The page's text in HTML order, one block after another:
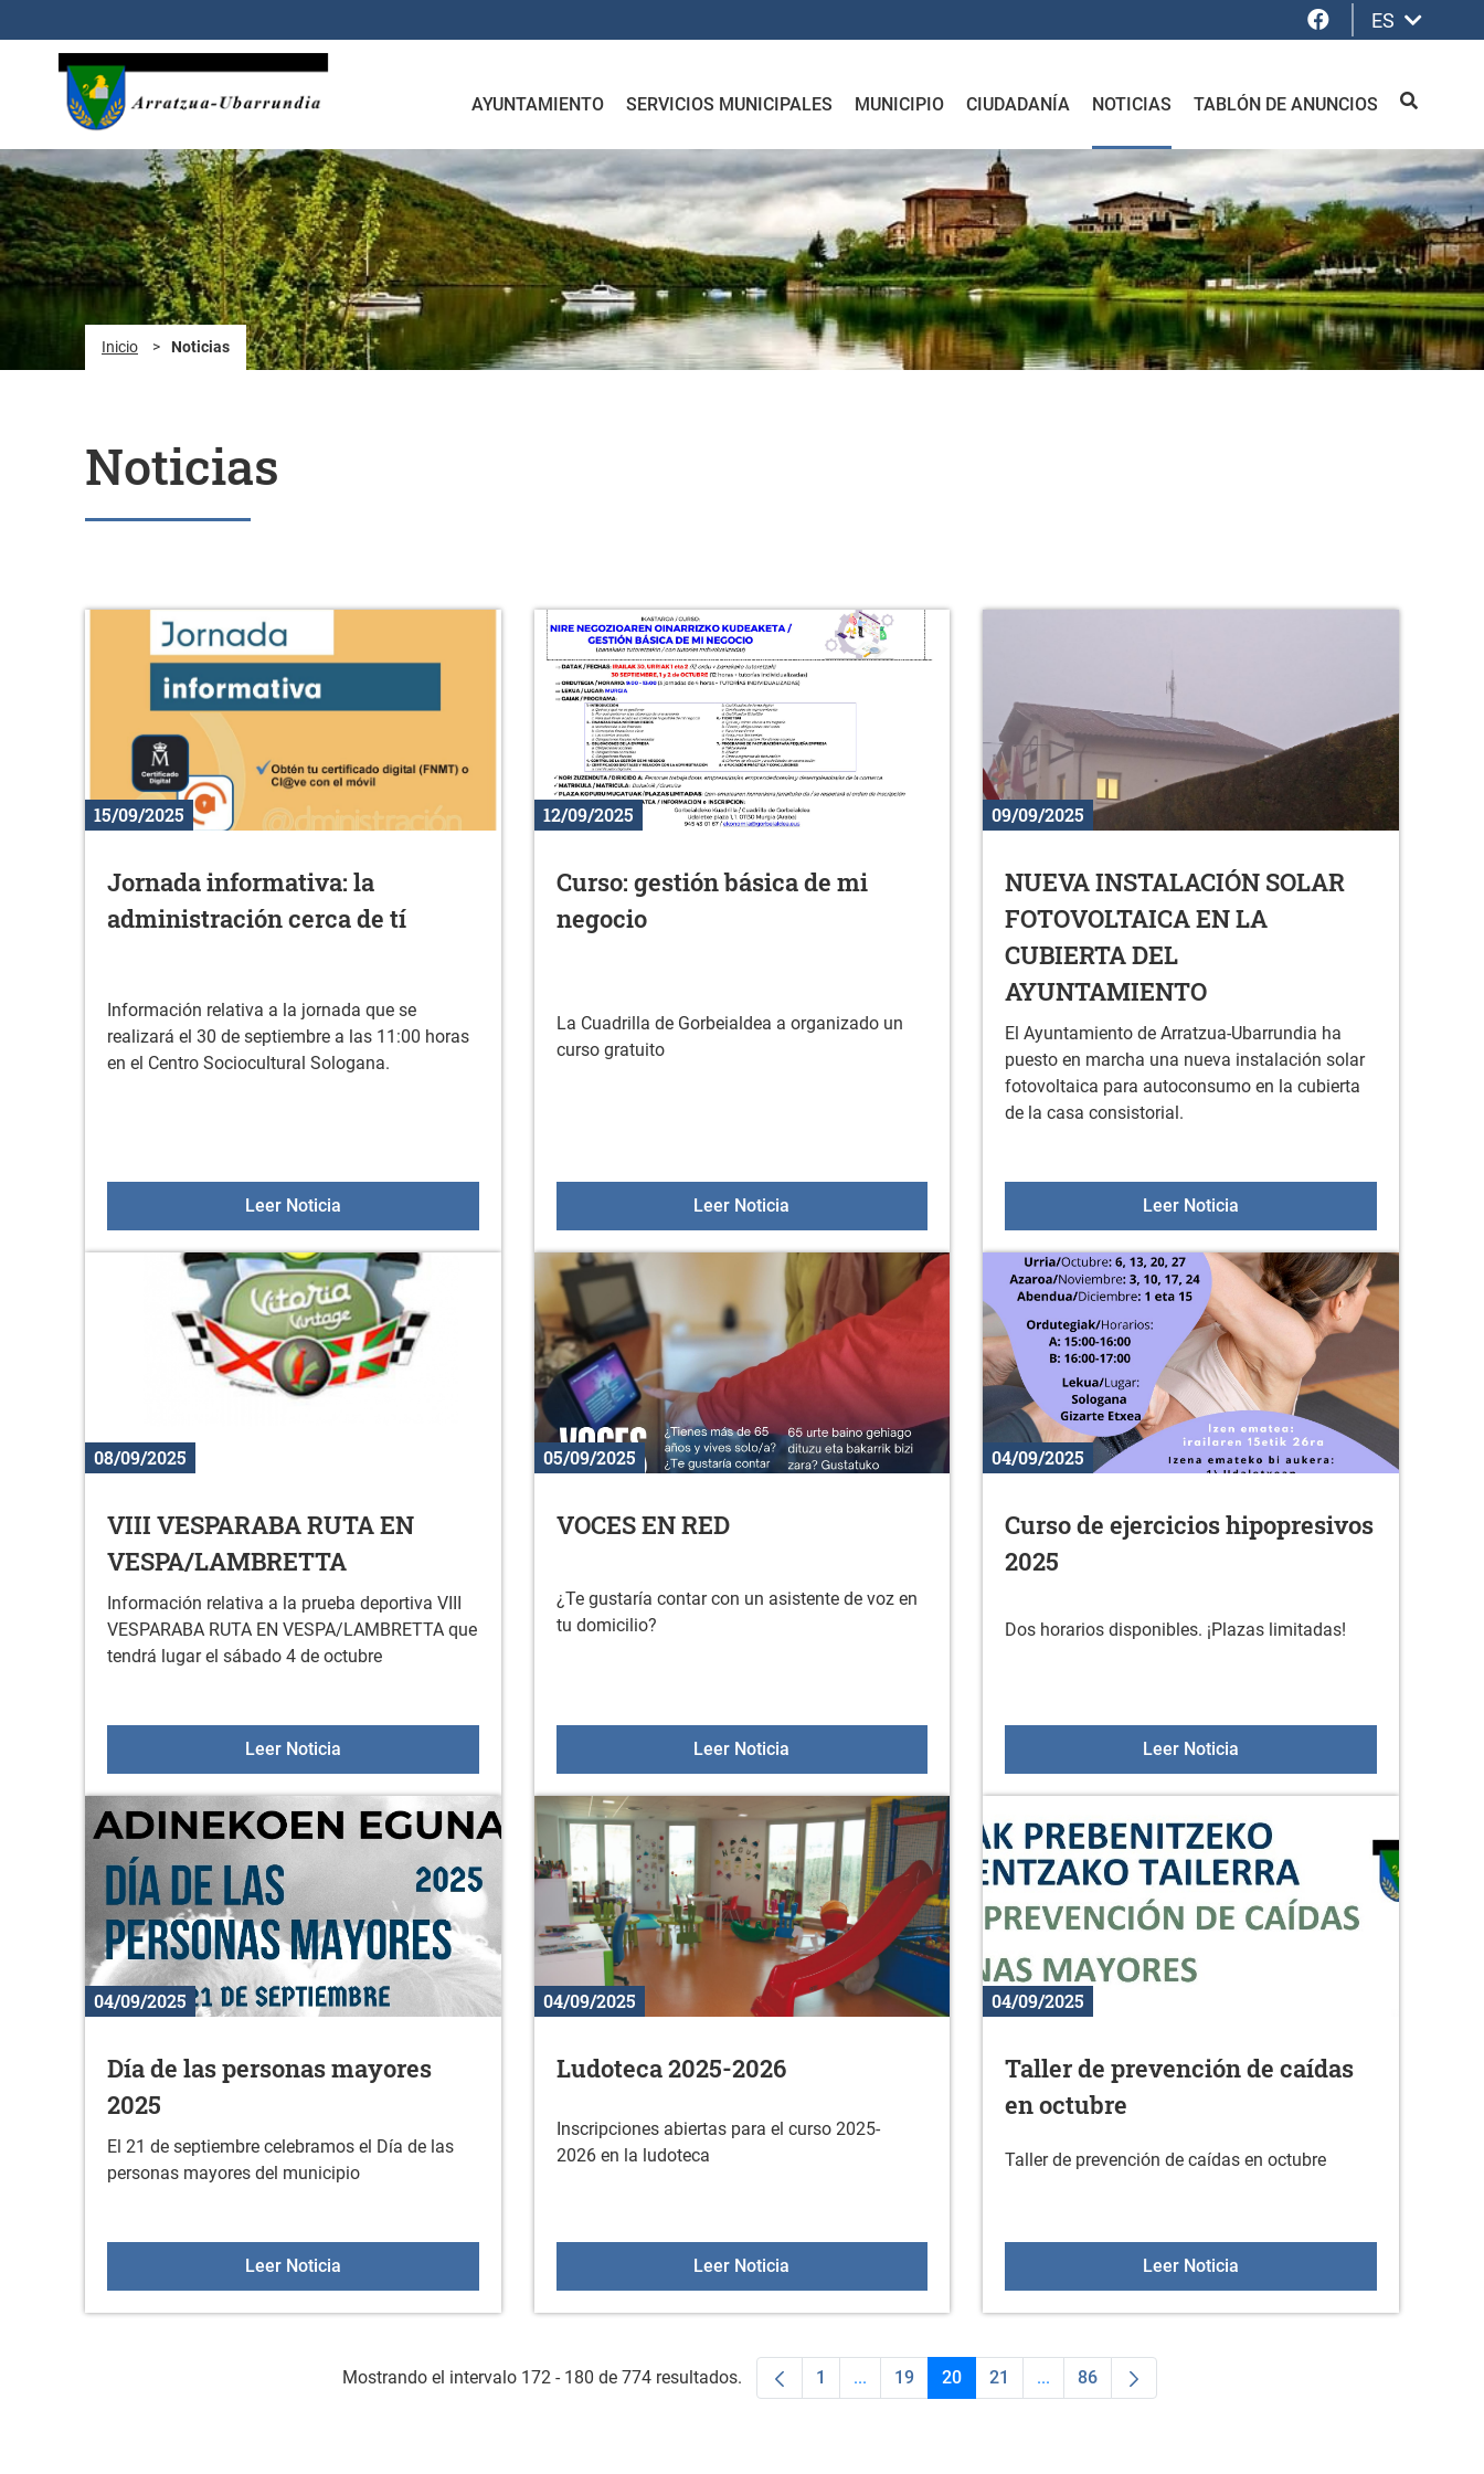
Facebook
ES
AYUNTAMIENTO SERVICIOS MUNICIPALES MUNICIPIO CIUDADANÍA NOTICIAS TABLÓN DE ANUNCIOS BUSCAR
Inicio > Noticias
Noticias
15/09/2025
Jornada informativa: la
administración cerca de tí
Información relativa a la jornada que se
realizará el 30 de septiembre a las 11:00 horas
en el Centro Sociocultural Sologana.
Leer NoticiaJornada informativa: la administración cerca de tí
12/09/2025
Curso: gestión básica de mi
negocio
La Cuadrilla de Gorbeialdea a organizado un
curso gratuito
Leer Noticia
09/09/2025
NUEVA INSTALACIÓN SOLAR
FOTOVOLTAICA EN LA
CUBIERTA DEL
AYUNTAMIENTO
El Ayuntamiento de Arratzua-Ubarrundia ha
puesto en marcha una nueva instalación solar
fotovoltaica para autoconsumo en la cubierta
de la casa consistorial.
Leer Noticia
08/09/2025
VIII VESPARABA RUTA EN
VESPA/LAMBRETTA
Información relativa a la prueba deportiva VIII
VESPARABA RUTA EN VESPA/LAMBRETTA que
tendrá lugar el sábado 4 de octubre
Leer NoticiaVIII VESPARABA RUTA EN VESPA/LAMBRETTA
05/09/2025
VOCES EN RED
¿Te gustaría contar con un asistente de voz en
tu domicilio?
Leer Noticia
04/09/2025
Curso de ejercicios hipopresivos
2025
Dos horarios disponibles. ¡Plazas limitadas!
Leer Noticia
04/09/2025
Día de las personas mayores
2025
El 21 de septiembre celebramos el Día de las
personas mayores del municipio
Leer NoticiaDía de las personas mayores 2025
04/09/2025
Ludoteca 2025-2026
Inscripciones abiertas para el curso 2025-
2026 en la ludoteca
Leer Noticia
04/09/2025
Taller de prevención de caídas
en octubre
Taller de prevención de caídas en octubre
Leer Noticia
Mostrando el intervalo 172 - 180 de 774 resultados. Página
1 ...Páginas intermedias Use TAB para desplazarse.
Página
19 Página
20 Página
21 ...Páginas intermedias Use TAB para desplazarse.
Página
86